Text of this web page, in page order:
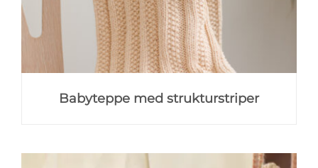
Babyteppe med strukturstriper